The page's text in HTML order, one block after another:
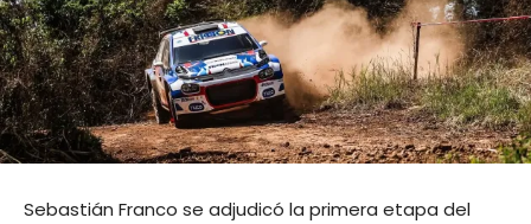
Sebastián Franco se adjudicó la primera etapa del